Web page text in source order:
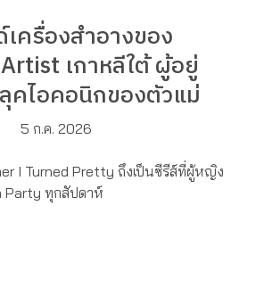
ครื่องสำอางของ
เกาหลีใต้ ผู้อยู่
คไอคอนิกของตัวแม่
5 ก.ค. 2026